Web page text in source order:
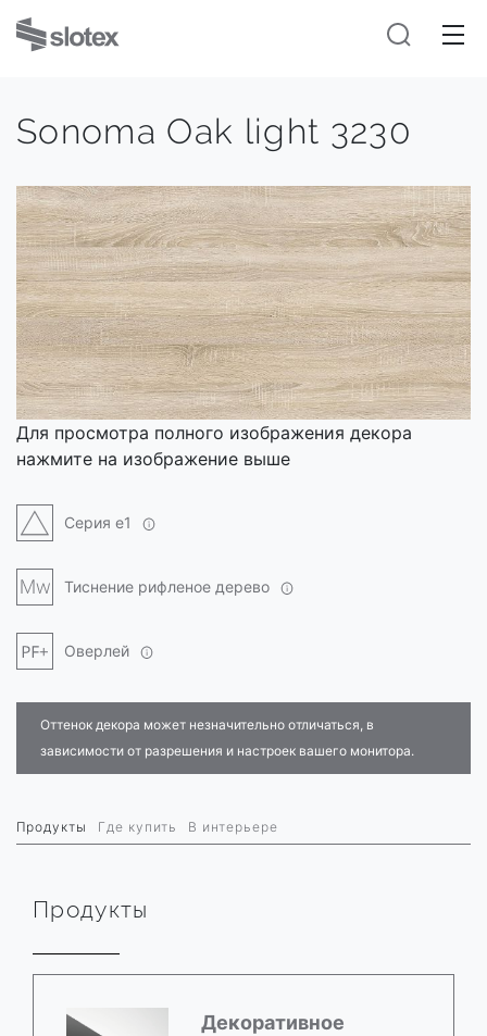
Sonoma Oak light 3230
Для просмотра полного изображения декора
нажмите на изображение выше
Серия e1
Тиснение рифленое дерево
Оверлей
Оттенок декора может незначительно отличаться, в
зависимости от разрешения и настроек вашего монитора.
Продукты Где купить В интерьере
Продукты
Декоративное